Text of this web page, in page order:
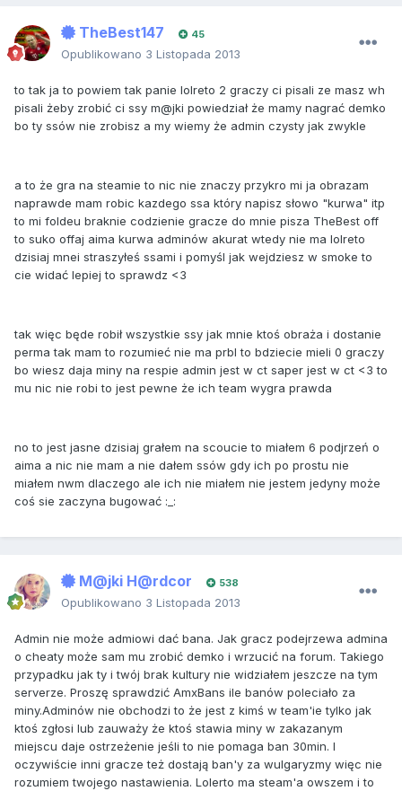
TheBest147 45
Opublikowano 3 Listopada 2013
to tak ja to powiem tak panie lolreto 2 graczy ci pisali ze masz wh
pisali żeby zrobić ci ssy m@jki powiedział że mamy nagrać demko
bo ty ssów nie zrobisz a my wiemy że admin czysty jak zwykle
a to że gra na steamie to nic nie znaczy przykro mi ja obrazam
naprawde mam robic kazdego ssa który napisz słowo "kurwa" itp
to mi foldeu braknie codzienie gracze do mnie pisza TheBest off
to suko offaj aima kurwa adminów akurat wtedy nie ma lolreto
dzisiaj mnei straszyłeś ssami i pomyśl jak wejdziesz w smoke to
cie widać lepiej to sprawdz <3
tak więc będe robił wszystkie ssy jak mnie ktoś obraża i dostanie
perma tak mam to rozumieć nie ma prbl to bdziecie mieli 0 graczy
bo wiesz daja miny na respie admin jest w ct saper jest w ct <3 to
mu nic nie robi to jest pewne że ich team wygra prawda
no to jest jasne dzisiaj grałem na scoucie to miałem 6 podjrzeń o
aima a nic nie mam a nie dałem ssów gdy ich po prostu nie
miałem nwm dlaczego ale ich nie miałem nie jestem jedyny może
coś sie zaczyna bugować :_:
M@jki H@rdcor 538
Opublikowano 3 Listopada 2013
Admin nie może admiowi dać bana. Jak gracz podejrzewa admina
o cheaty może sam mu zrobić demko i wrzucić na forum. Takiego
przypadku jak ty i twój brak kultury nie widziałem jeszcze na tym
serverze. Proszę sprawdzić AmxBans ile banów poleciało za
miny.Adminów nie obchodzi to że jest z kimś w team'ie tylko jak
ktoś zgłosi lub zauważy że ktoś stawia miny w zakazanym
miejscu daje ostrzeżenie jeśli to nie pomaga ban 30min. I
oczywiście inni gracze też dostają ban'y za wulgaryzmy więc nie
rozumiem twojego nastawienia. Lolerto ma steam'a owszem i to